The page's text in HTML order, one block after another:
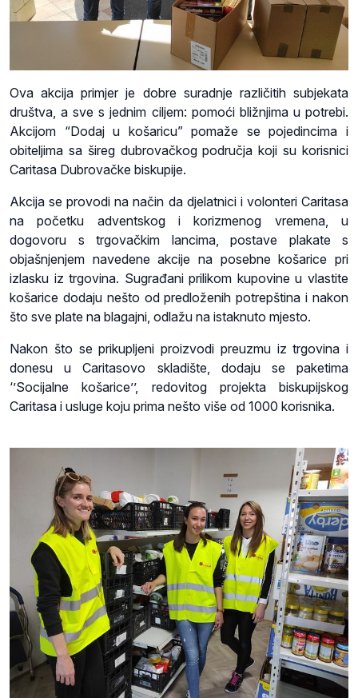
Ova akcija primjer je dobre suradnje različitih subjekata
društva, a sve s jednim ciljem: pomoći bližnjima u potrebi.
Akcijom “Dodaj u košaricu” pomaže se pojedincima i
obiteljima sa šireg dubrovačkog područja koji su korisnici
Caritasa Dubrovačke biskupije.
Akcija se provodi na način da djelatnici i volonteri Caritasa
na početku adventskog i korizmenog vremena, u
dogovoru s trgovačkim lancima, postave plakate s
objašnjenjem navedene akcije na posebne košarice pri
izlasku iz trgovina. Sugrađani prilikom kupovine u vlastite
košarice dodaju nešto od predloženih potrepština i nakon
što sve plate na blagajni, odlažu na istaknuto mjesto.
Nakon što se prikupljeni proizvodi preuzmu iz trgovina i
donesu u Caritasovo skladište, dodaju se paketima
‘’Socijalne košarice’’, redovitog projekta biskupijskog
Caritasa i usluge koju prima nešto više od 1000 korisnika.